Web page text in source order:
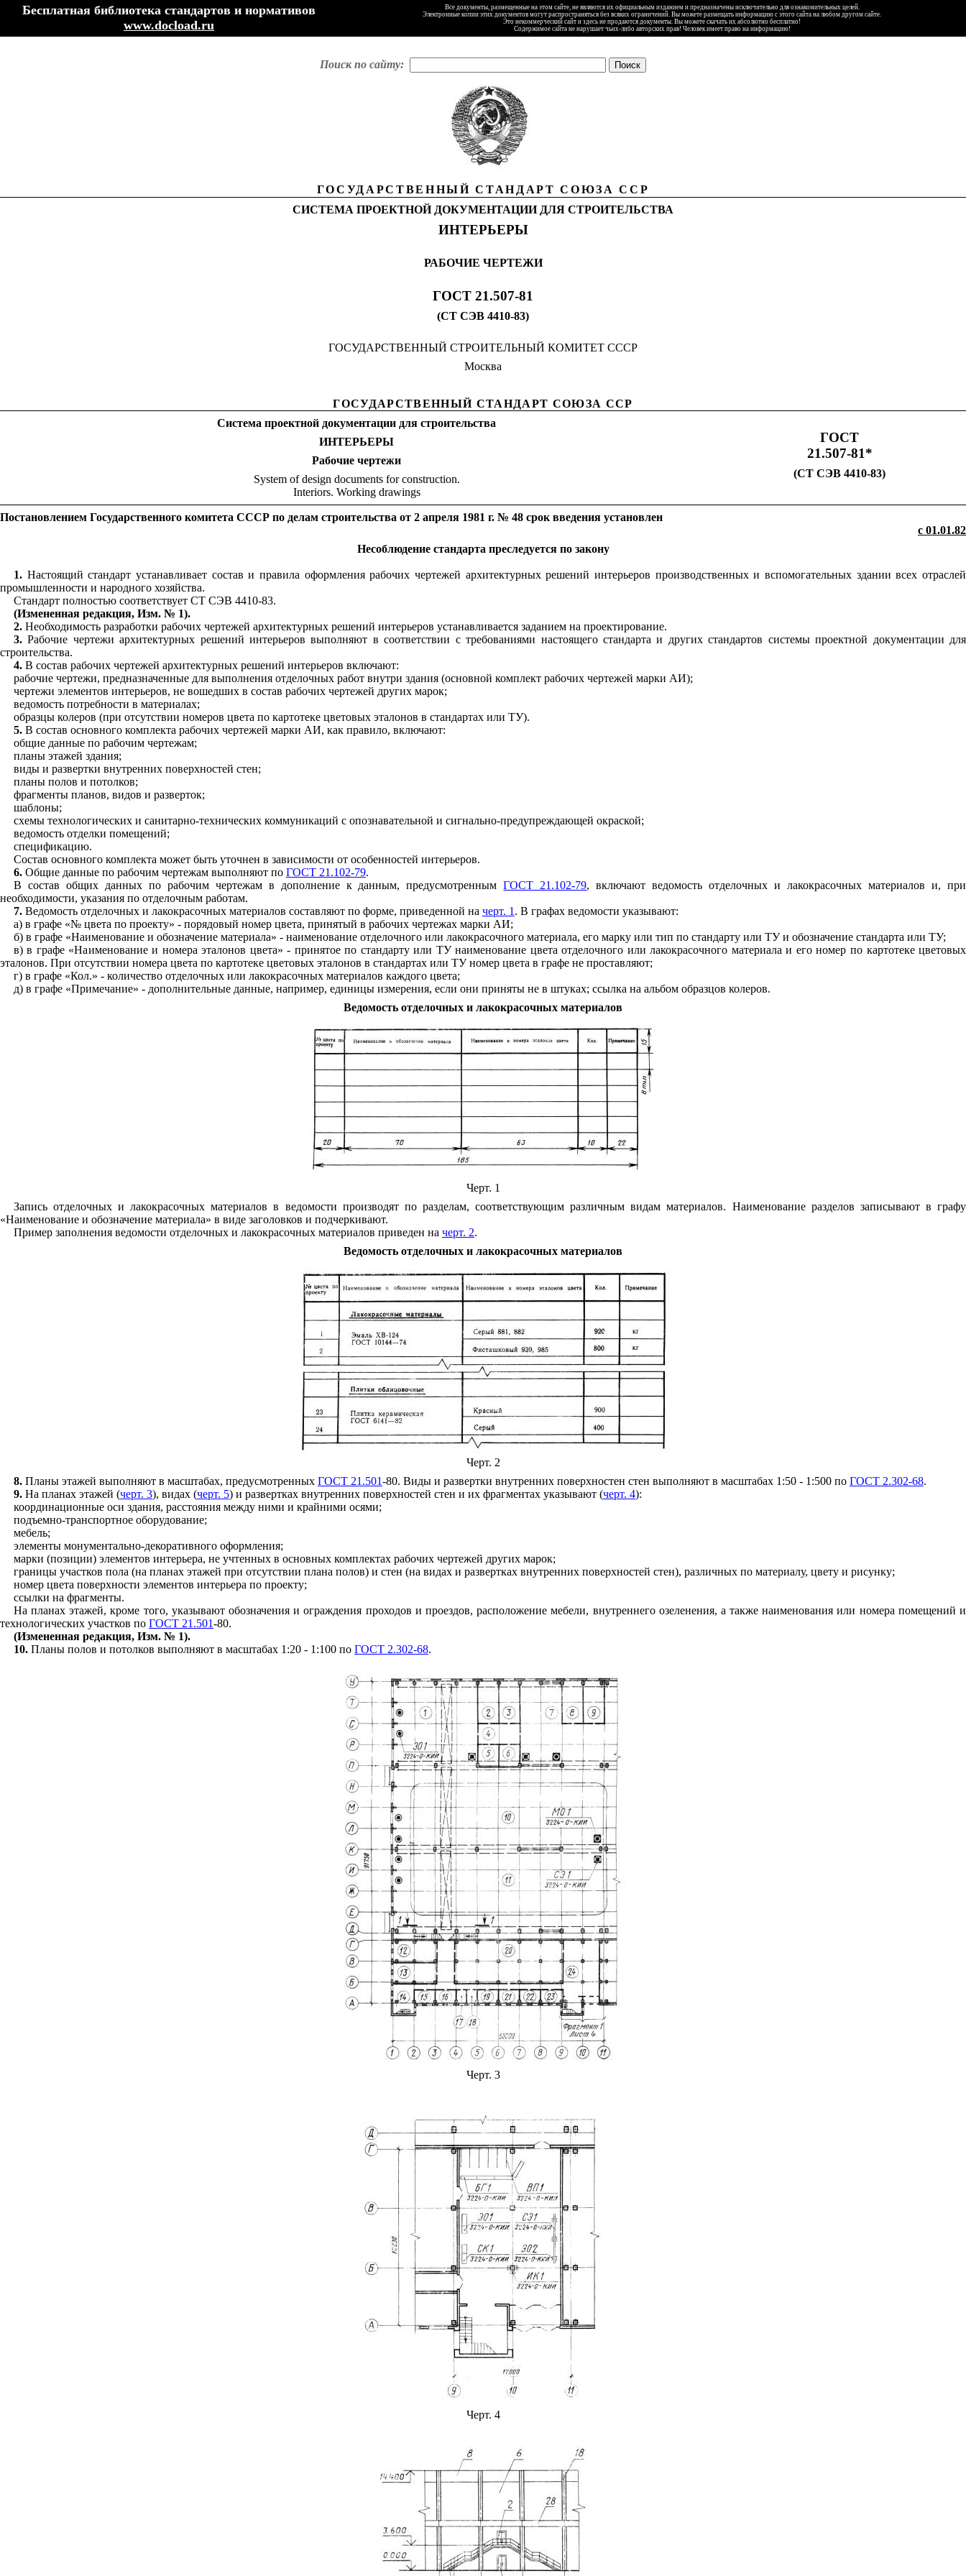
Бесплатная библиотека стандартов и нормативов
www.docload.ru
Все документы, размещенные на этом сайте, не являются их официальным изданием и предназначены исключительно для ознакомительных целей.
Электронные копии этих документов могут распространяться без всяких ограничений. Вы можете размещать информацию с этого сайта на любом другом сайте.
Это некоммерческий сайт и здесь не продаются документы. Вы можете скачать их абсолютно бесплатно!
Содержимое сайта не нарушает чьих-либо авторских прав! Человек имеет право на информацию!
Поиск по сайту:
ГОСУДАРСТВЕННЫЙ СТАНДАРТ СОЮЗАССР
СИСТЕМА ПРОЕКТНОЙ ДОКУМЕНТАЦИИ ДЛЯ СТРОИТЕЛЬСТВА
ИНТЕРЬЕРЫ
РАБОЧИЕ ЧЕРТЕЖИ
ГОСТ 21.507-81
(СТ СЭВ 4410-83)
ГОСУДАРСТВЕННЫЙ СТРОИТЕЛЬНЫЙ КОМИТЕТ СССР
Москва
ГОСУДАРСТВЕННЫЙ СТАНДАРТ СОЮЗА ССР
Система проектной документации для строительства
ИНТЕРЬЕРЫ
Рабочие чертежи
System of design documents for construction.
Interiors. Working drawings
ГОСТ
21.507-81*
(СТ СЭВ 4410-83)
Постановлением Государственного комитета СССР по делам строительства от 2 апреля 1981 г. № 48 срок введения установлен
с 01.01.82
Несоблюдение стандарта преследуется по закону
1.Настоящий стандарт устанавливает состав и правила оформления рабочих чертежей архитектурных решений интерьеров производственных и вспомогательных здании всех отраслей
промышленности и народного хозяйства.
Стандарт полностью соответствует СТ СЭВ 4410-83.
(Измененная редакция, Изм.№ 1).
2.Необходимость разработки рабочих чертежей архитектурных решений интерьеров устанавливается заданием на проектирование.
3.Рабочие чертежи архитектурных решений интерьеров выполняют в соответствии с требованиями настоящего стандартаи других стандартов системы проектной документации для
строительства.
4.В состав рабочих чертежей архитектурных решений интерьеров включают:
рабочие чертежи, предназначенные для выполнения отделочных работ внутри здания (основной комплект рабочих чертежей марки АИ);
чертежи элементов интерьеров, не вошедших в состав рабочих чертежей других марок;
ведомость потребности в материалах;
образцы колеров (при отсутствии номеров цвета по картотеке цветовых эталонов в стандартах или ТУ).
5.В состав основного комплекта рабочих чертежей марки АИ, как правило, включают:
общие данные по рабочим чертежам;
планы этажей здания;
виды и развертки внутренних поверхностей стен;
планы полов и потолков;
фрагменты планов, видов и разверток;
шаблоны;
схемы технологических и санитарно-техническихкоммуникаций с опознавательной и сигнально-предупреждающей окраской;
ведомость отделки помещений;
спецификацию.
Состав основного комплекта может быть уточнен в зависимости от особенностей интерьеров.
6.Общие данные по рабочим чертежам выполняют по ГОСТ 21.102-79.
В состав общих данных по рабочим чертежам в дополнение к данным, предусмотреннымГОСТ 21.102-79, включают ведомость отделочныхи лакокрасочных материалов и, при
необходимости, указания по отделочным работам.
7.Ведомость отделочных и лакокрасочных материалов составляют по форме, приведенной на черт. 1 . В графах ведомости указывают:
а) в графе «№ цвета по проекту» - порядовый номер цвета, принятый в рабочих чертежах марки АИ;
б) в графе «Наименование и обозначение материала» - наименование отделочного или лакокрасочного материала, его марку или тип по стандарту или ТУ и обозначение стандарта или ТУ;
в) в графе «Наименованиеи номера эталонов цвета» - принятое по стандарту или ТУ наименование цвета отделочного или лакокрасочного материала и его номер по картотеке цветовых
эталонов. При отсутствии номера цвета по картотеке цветовых эталонов в стандартах или ТУномер цвета в графе не проставляют;
г)в графе «Кол.» - количество отделочных или лакокрасочных материалов каждого цвета;
д)в графе «Примечание» - дополнительные данные, например, единицы измерения, если они приняты не в штуках; ссылка на альбом образцов колеров.
Ведомость отделочных и лакокрасочных материалов
Черт. 1
Запись отделочных и лакокрасочных материалов в ведомости производят по разделам, соответствующим различным видам материалов. Наименование разделов записывают в графу
«Наименование и обозначение материала» в виде заголовков и подчеркивают.
Пример заполнения ведомости отделочных и лакокрасочных материалов приведен на черт. 2.
Ведомость отделочных и лакокрасочных материалов
Черт. 2
8.Планы этажей выполняют в масштабах, предусмотренных ГОСТ 21.501-80. Виды и развертки внутренних поверхностен стен выполняют в масштабах 1:50 - 1:500 по ГОСТ 2.302-68.
9.На планах этажей (черт. 3), видах (черт. 5) и развертках внутренних поверхностей стен и их фрагментах указывают (черт. 4):
координационные оси здания, расстояния между ними и крайними осями;
подъемно-транспортное оборудование;
мебель;
элементы монументально-декоративного оформления;
марки (позиции)элементов интерьера, не учтенных в основных комплектах рабочих чертежей других марок;
границы участков пола (на планах этажей при отсутствии плана полов) и стен (на видах и развертках внутренних поверхностей стен), различных по материалу, цвету и рисунку;
номер цвета поверхности элементов интерьера по проекту;
ссылки на фрагменты.
На планахэтажей, кроме того, указывают обозначения и ограждения проходов и проездов, расположение мебели, внутреннего озеленения, а также наименования или номера помещений и
технологических участков по ГОСТ 21.501-80.
(Измененная редакция, Изм.№ 1).
10.Планы полов и потолков выполняют в масштабах 1:20 - 1:100 по ГОСТ 2.302-68.
Черт. 3
Черт. 4